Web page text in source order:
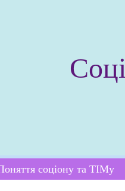
соціону та ТІМу